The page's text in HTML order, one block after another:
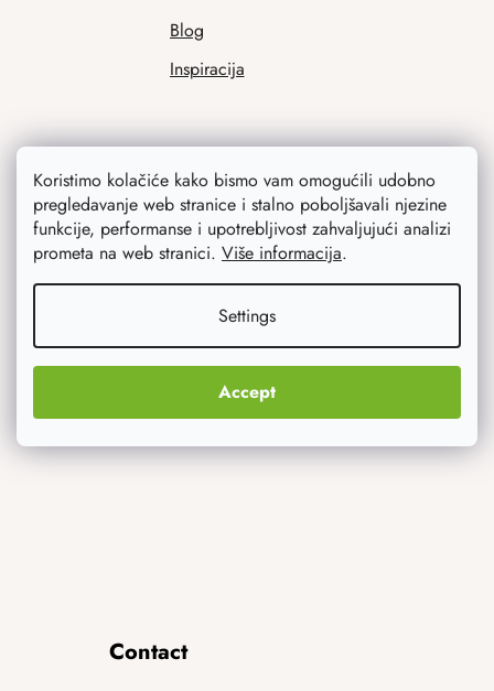
Koristimo kolačiće kako bismo vam omogućili udobno
pregledavanje web stranice i stalno poboljšavali njezine
funkcije, performanse i upotrebljivost zahvaljujući analizi
prometa na web stranici. Više informacija.
Settings
Accept
Blog
Inspiracija
Ono što vas najviše zanima
Noviteti
Originalni pokloni
Contact